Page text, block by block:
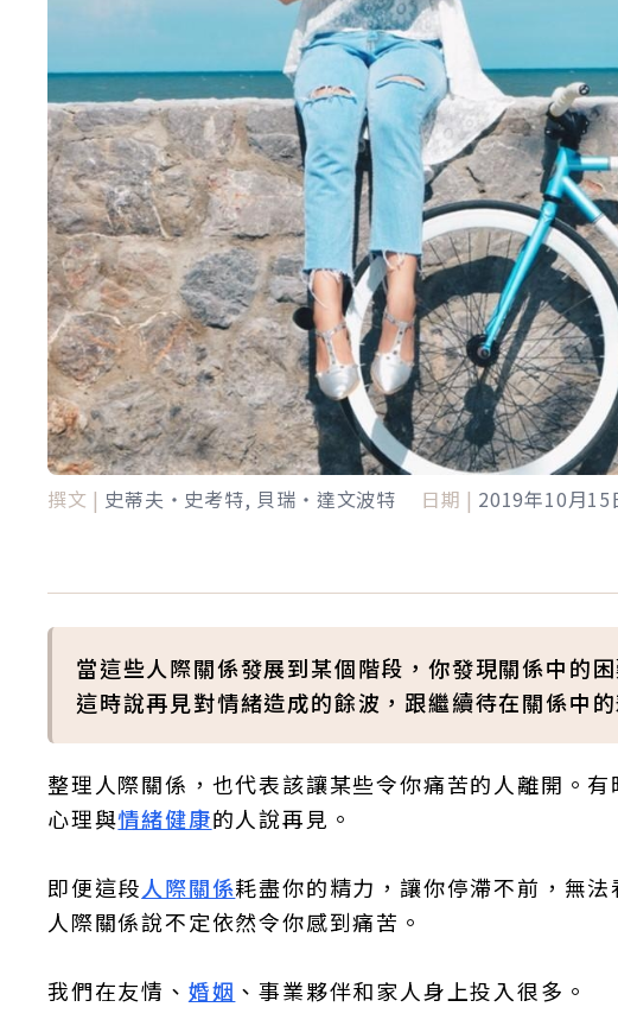
撰文 | 史蒂夫‧史考特, 貝瑞‧達文波特 日期 | 2019年10月15
當這些人際關係發展到某個階段，你發現關係中的
這時說再見對情緒造成的餘波，跟繼續待在關係中
整理人際關係，也代表該讓某些令你痛苦的人離開。
心理與情緒健康的人說再見。
即便這段人際關係耗盡你的精力，讓你停滯不前，無
人際關係說不定依然令你感到痛苦。
我們在友情、 婚姻 、事業夥伴和家人身上投入很多。